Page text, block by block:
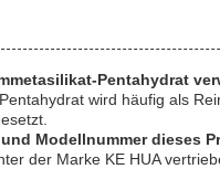
Pentahydrat
wird häufig als
Modellnummer dieses
der Marke KE HUA